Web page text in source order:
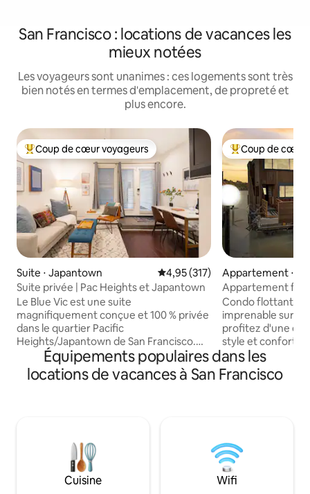
San Francisco : locations de vacances les
mieux notées
Les voyageurs sont unanimes : ces logements sont très
bien notés en termes d'emplacement, de propreté et
plus encore.
Coups de cœur voyageurs les plus appréciés
Coup de cœur voyageurs
Suite ⋅ Japantown Évaluation moyenne sur la
4,95 (317)
Suite privée | Pac Heights et Japantown
Le Blue Vic est une suite
magnifiquement conçue et 100 % privée
dans le quartier Pacific
Heights/Japantown de San Francisco.
Nous nous efforçons d'offrir un séjour
soigné, de qualité hôtelière, dans une
maison victorienne privée. - 500 pieds
de maisons - Salle de bain en marbre,
douche à l'italienne -Bureau et Internet
haute vitesse - Bar à petit-déjeuner - 2
grands placards - Un score de
Coups de cœur
Coup de cœur
Appartement ⋅
Appartement
Richardson à
Condo flottant
imprenable sur
profitez d'une
style et confort.
soleil depuis
confortable ou
pont avec des
du Golden Gate
de l'aéroport
maisons. Sentier
Sausalito et Mill
Équipements populaires dans les
locations de vacances à San Francisco
Cuisine Wifi